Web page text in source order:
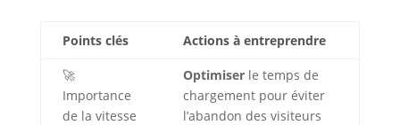
Points clés Actions à entreprendre
🚀
Importance
de la vitesse
Optimiserle temps de
chargement pour éviter
l’abandon des visiteurs